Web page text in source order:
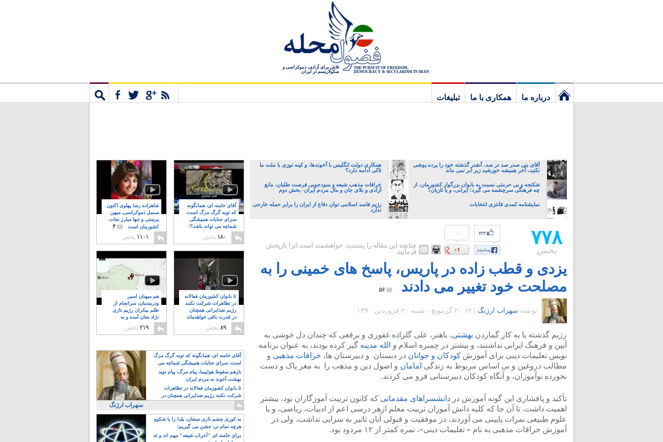
THE PURSUIT OF FREEDOM,
DEMOCRACY & SECULARISM IN IRAN
تلاش برای آزادی، دموکراسی و
سکولاریسم در ایران
درباره ما همکاری با ما
تبلیغات
آقای بنی صدر صد در صد، آنقدر گذشته خود را پرده پوشی
نکنید، آخر همیشه خورشید زیر ابر نمی ماند
همکاری دولت انگلیس با آخوندها، و کینه توزی با ملت ما
تاکی ادامه دارد؟
شکنجه و بی حرمتی نسبت به بانوان بزرگوار کشورمان، از
چه فرهنگی سرچشمه می گیرد؛ ایرانی، و یا تازیان؟
خرافات مذهب شیعه و سودجویی فرصت طلبان، مانع
آزادی و بلای جان و مال مردم ایران- بخش دوم
نمایشنامه کمدی فانتزی انتخابات
رژیم فاسد اسلامی توان دفاع از ایران را برابر حمله خارجی
ندارد
۷۷۸
پخش
۰ ۷۲۲
چنانچه این مقاله را پسندید، خواهشمند است آنرا بازپخش
فرمایید.
یزدی و قطب زاده در پاریس، پاسخ های خمینی را به
مصلحت خود تغییر می دادند
۵۶
نوشته سهراب ارژنگ ۲۰:۱۲ گرينويچ - شنبه ۲۰ فروردین ۱۳۹۰
رژیم گذشته با به کار گماردن بهشتی، باهنر، علی گلزاده غفوری و برقعی که چندان دل خوشی به
آیین و فرهنگ ایرانی نداشتند، و بیشتر در چمبره اسلام و الله مدینه گیر کرده بودند، به عنوان برنامه
نویس تعلیمات دینی برای آموزش کودکان و جوانان در دبستان و دبیرستان ها، خرافات مذهبی و
مطالب دروغین و بی اساس مربوط به زندگی امامان و اصول دین و مذهب را به مغز پاک و دست
نخورده نوآموزان، و آنگاه کودکان دبیرستانی فرو می کردند.
تأکید و پافشاری این گونه آموزش در دانشسراهای مقدماتی که کانون تربیت آموزگاران بود، بیشتر
اهمیت داشت. تا آن جا که کلیه دانش آموزان تربیت معلم ازهر درسی اعم از ادبیات، ریاضی، و یا
علوم طبیعی نمرات پایینی می آوردند، در موفقیت و قبولی آنان تاثیر به سزایی نداشت، ولی در
آموزش خرافات مذهبی به نام « تعلیمات دینی»، نمره کمتر از ۱۲ مردود بود.
شاهزاده رضا پهلوی اکنون
سمبل دموکراسی، میهن
پرستی و تنها مبارز نجات
کشورمان است
۴
۱۱۰۱ پخش
آقای خامنه ای، همانگونه
که توبه گرگ مرگ است،
سزای جنایات همیشگی
شماچه می تواند باشد؟!
۸
۱۸۰ پخش
هم میهنان اسیر
ودربندمان، سرانجام از
ظلم بیکران رژیم تازی
نژاد بجان آمده و به
۲۱۹ پخش
تا بانوان کشورمان فعالانه
در تظاهرات شرکت نکنند
رژیم ضدایرانی همچنان
در قدرت باقی خواهدماند
۸
۸۹ پخش
آقای خامنه ای، همانگونه که توبه گرگ مرگ
است، سزای جنایات همیشگی شماچه می
تواند باشد؟!
بازهم سقوط هواپیما، پیام مرگ، پیام نوید
بهشت آخوند به مردم ایران
تا بانوان کشورمان فعالانه در تظاهرات
شرکت نکنند رژیم ضدایرانی همچنان در
قدرت باقی خواهدماند
سهراب ارژنگ
به کوری چشم تازی صفتان، یلدا را با شکوهِ
هرچه تمام تر، جشن می گیریم!
برای خامنه ای "اَعراب شیعه" مهم اند و نَه